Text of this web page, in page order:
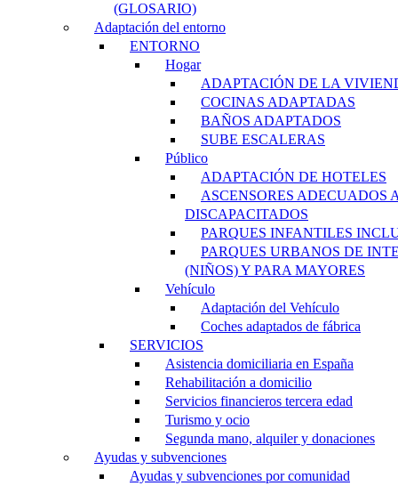
(GLOSARIO)
Adaptación del entorno
ENTORNO
Hogar
ADAPTACIÓN DE LA
COCINAS ADAPTADAS
BAÑOS ADAPTADOS
SUBE ESCALERAS
Público
ADAPTACIÓN DE HOTELES
ASCENSORES ADECUADOS
DISCAPACITADOS
PARQUES INFANTILES
PARQUES URBANOS DE
(NIÑOS) Y PARA MAYORES
Vehículo
Adaptación del Vehículo
Coches adaptados de fábrica
SERVICIOS
Asistencia domiciliaria en España
Rehabilitación a domicilio
Servicios financieros tercera edad
Turismo y ocio
Segunda mano, alquiler y donaciones
Ayudas y subvenciones
Ayudas y subvenciones por comunidad